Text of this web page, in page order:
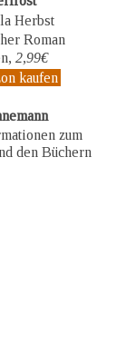
Herbst
Roman
2,99€
kaufen
zum
den Büchern